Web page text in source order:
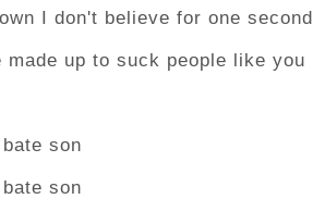
I don't believe for one second
up to suck people like you
son
son